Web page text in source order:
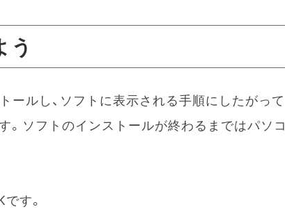
う
ルし、ソフトに表示される手順にしたがって
ソフトのインストールが終わるまではパソコ
す。